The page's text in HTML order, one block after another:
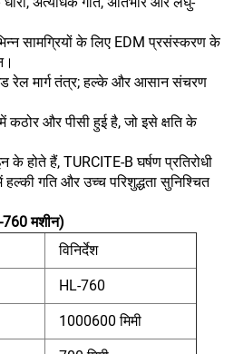
सामग्रियों के लिए EDM प्रसंस्करण के
रेल मार्ग तंत्र; हल्के और आसान संचरण
कठोर और पीसी हुई है, जो इसे क्षति के
के होते हैं, TURCITE-B घर्षण प्रतिरोधी
गति और उच्च परिशुद्धता सुनिश्चित
760 मशीन)
विनिर्देश
HL-760
1000600 मिमी